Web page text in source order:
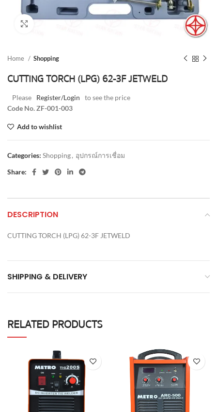
Home Shopping
CUTTING TORCH (LPG) 62-3F JETWELD
Please Register/Login
to see the price
Code No. ZF-001-003
Add to wishlist
Categories: Shopping, อุปกรณ์การเชื่อม
Share:
DESCRIPTION
CUTTING TORCH (LPG) 62-3F JETWELD
SHIPPING & DELIVERY
RELATED PRODUCTS